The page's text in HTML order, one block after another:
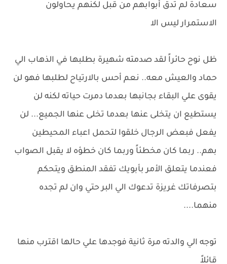
سعادة لم تدق أبوابهم من قبل لكنهم يحاولون
الاستمرار ليس الا
ظل نوح حائراً لقد صدمته شهيرة بطلبها في الذهاب الي
حماد والعيش معه.. نعم أحس بالارتياح لطلبها فهو لن
يقوى علي البقاء بجانبها بعدما دمرت حياته لكنه لن
يستطيع ان يتخلى عنها بعدما تخلى عنها الجميع... لن
يفعل فبعض الرجال خلقوا لتحمل اعباء المحيطين
بهم.. ربما كان مخطئاً وربما كان خطؤه لا يقبل الصواب
فعندما يتعلق الأمر بأبويك تفقد المنطق ويتحكم
بتصرفاتك غريزة تدعوك الي البر حتي وان لم تجده
منهما....
توجه الي والدته مرة ثانية فوجدها علي حالها اقترب منها
قائلاً